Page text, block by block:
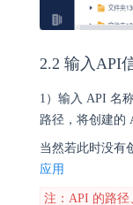
2.2 输入API
1）输入 API 名
路径，将创建的
当然若此时没有
应用
注：API 的路径